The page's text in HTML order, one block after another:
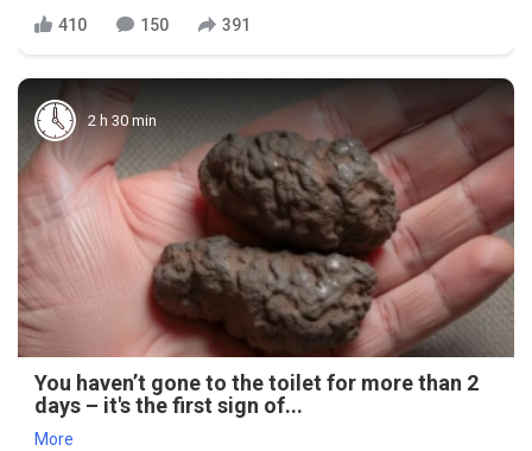
410 150 391
2 h 30 min
You haven’t gone to the toilet for more than 2
days – it's the first sign of...
More